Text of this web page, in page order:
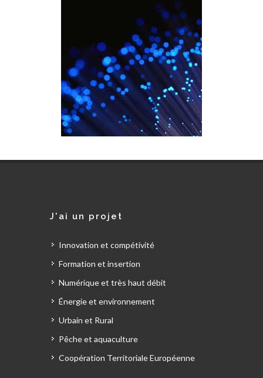
J'ai un projet
Innovation et compétivité
Formation et insertion
Numérique et très haut débit
Énergie et environnement
Urbain et Rural
Pêche et aquaculture
Coopération Territoriale Européenne